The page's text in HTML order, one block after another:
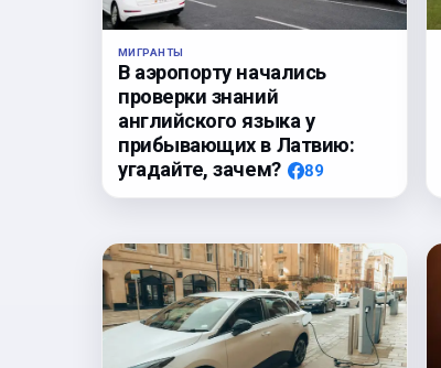
МИГРАНТЫ
В аэропорту начались
проверки знаний
английского языка у
прибывающих в Латвию:
угадайте, зачем?
89